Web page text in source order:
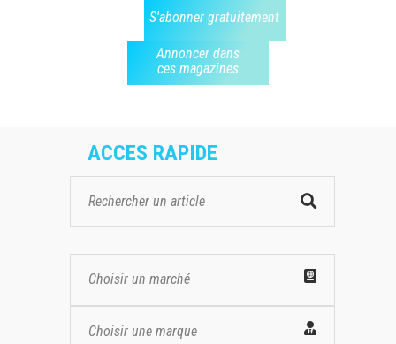
S'abonner gratuitement
Annoncer dans
ces magazines
ACCES RAPIDE
Choisir un marché
Choisir une marque